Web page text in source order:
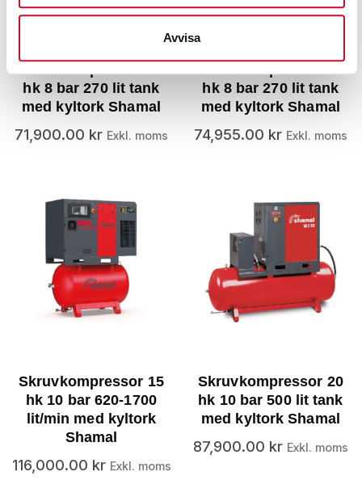
Avvisa
hk 8 bar 270 lit tank
med kyltork Shamal
71,900.00 kr Exkl. moms
hk 8 bar 270 lit tank
med kyltork Shamal
74,955.00 kr Exkl. moms
Skruvkompressor 15
hk 10 bar 620-1700
lit/min med kyltork
Shamal
116,000.00 kr Exkl. moms
Skruvkompressor 20
hk 10 bar 500 lit tank
med kyltork Shamal
87,900.00 kr Exkl. moms